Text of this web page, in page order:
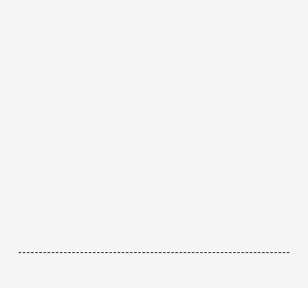
------------------------------------------------------------------